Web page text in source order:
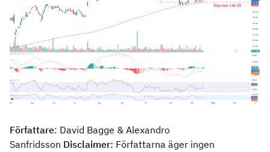
Författare: David Bagge & Alexandro
Sanfridsson Disclaimer: Författarna äger ingen